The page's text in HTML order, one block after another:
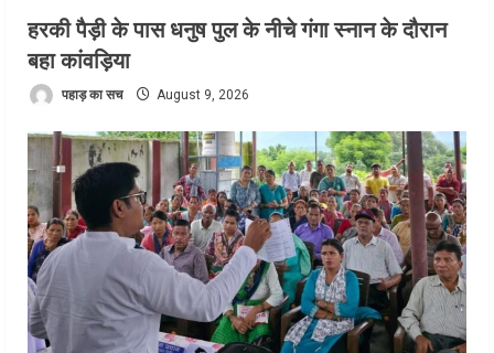
हरकी पैड़ी के पास धनुष पुल के नीचे गंगा स्नान के दौरान
बहा कांवड़िया
पहाड़ का सच August 9, 2026